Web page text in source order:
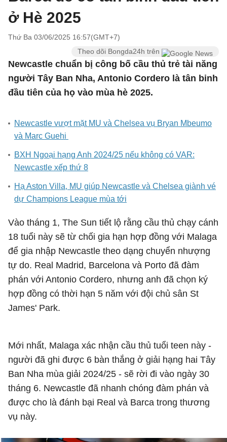
ở Hè 2025
Thứ Ba 03/06/2025 16:57(GMT+7)
Theo dõi Bongda24h trên
Newcastle chuẩn bị công bố cầu thủ trẻ tài năng
người Tây Ban Nha, Antonio Cordero là tân binh
đầu tiên của họ vào mùa hè 2025.
Newcastle vượt mặt MU và Chelsea vụ Bryan Mbeumo
và Marc Guehi
BXH Ngoại hạng Anh 2024/25 nếu không có VAR:
Newcastle xếp thứ 8
Hạ Aston Villa, MU giúp Newcastle và Chelsea giành vé
dự Champions League mùa tới
Vào tháng 1, The Sun tiết lộ rằng cầu thủ chạy cánh
18 tuổi này sẽ từ chối gia hạn hợp đồng với Malaga
để gia nhập Newcastle theo dạng chuyển nhượng
tự do. Real Madrid, Barcelona và Porto đã đàm
phán với Antonio Cordero, nhưng anh đã chọn ký
hợp đồng có thời hạn 5 năm với đội chủ sân St
James' Park.
Mới nhất, Malaga xác nhận cầu thủ tuổi teen này -
người đã ghi được 6 bàn thắng ở giải hạng hai Tây
Ban Nha mùa giải 2024/25 - sẽ rời đi vào ngày 30
tháng 6. Newcastle đã nhanh chóng đàm phán và
được cho là đánh bại Real và Barca trong thương
vụ này.